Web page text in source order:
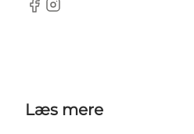
Facebook
Instagram
Læs mere